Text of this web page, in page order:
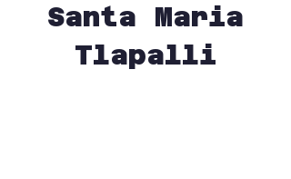
Santa Maria
Tlapalli